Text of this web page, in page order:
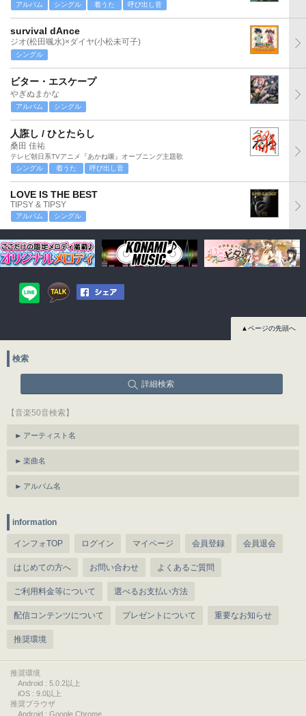
アルバム シングル 着うた 呼び出し音
survival dAnce
ジオ(松田颯水)×ダイヤ(小松未可子)
シングル
ビター・エスケープ
やぎぬまかな
アルバム シングル
人誑し / ひとたらし
桑田 佳祐
テレビ朝日系TVアニメ『あかね噺』オープニング主題歌
シングル
着うた 呼び出し音
LOVE IS THE BEST
TIPSY & TIPSY
アルバム シングル
▲ページの先頭へ
検索
詳細検索
【音楽50音検索】
アーティスト名
楽曲名
アルバム名
information
インフォTOP ログイン マイページ 会員登録 会員退会
はじめての方へ お問い合わせ よくあるご質問
ご利用料金等について 選べるお支払い方法
配信コンテンツについて プレゼントについて 重要なお知らせ
推奨環境
推奨環境
Android : 5.0.2以上
iOS : 9.0以上
推奨ブラウザ
Android : Google Chrome